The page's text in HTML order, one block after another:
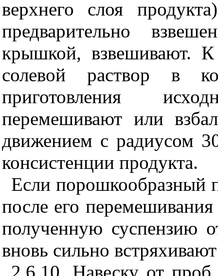
верхнего слоя
предварительно
крышкой, взвешивают. К
солевой раствор в
приготовления
перемешивают или
движением с радиусом
консистенции продукта.
Если порошкообразный
после его
полученную суспензию
вновь сильно
2.6.10. Навеску от